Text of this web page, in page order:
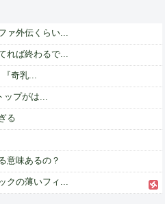
ァ外伝くらい...
れば終わるで...
奇乳...
ップがは...
る
意味あるの？
クの薄いフィ...